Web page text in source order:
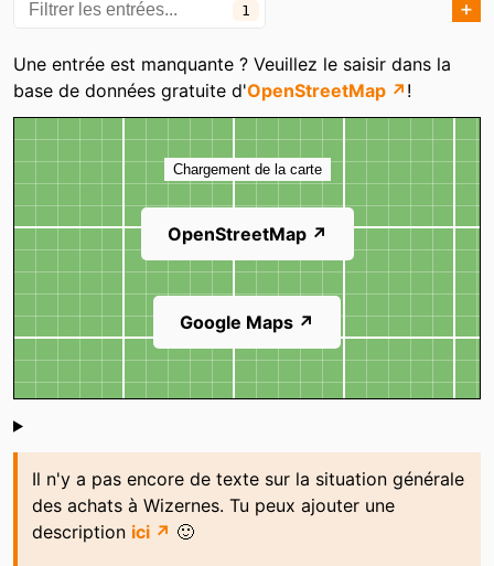
1 ➕
Catégories
Une entrée est manquante ? Veuillez le saisir dans la
base de données gratuite d'OpenStreetMap ↗ !
Carte
Chargement de la carte
OpenStreetMap ↗
Google Maps ↗
Shoutbox
Il n'y a pas encore de texte sur la situation générale
des achats à Wizernes. Tu peux ajouter une
description ici ↗ 🙂